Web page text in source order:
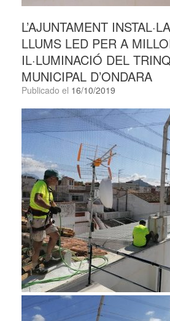
L’AJUNTAMENT
LLUMS LED PER A
IL·LUMINACIÓ DEL
MUNICIPAL D’ONDARA
Publicado el 16/10/2019